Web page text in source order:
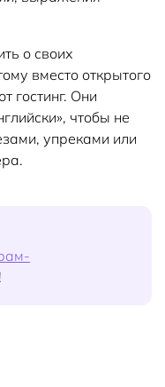
о своих
вместо открытого
гостинг. Они
чтобы не
упреками или